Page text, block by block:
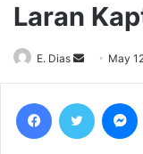
Laran
E. Dias
Send
an
May